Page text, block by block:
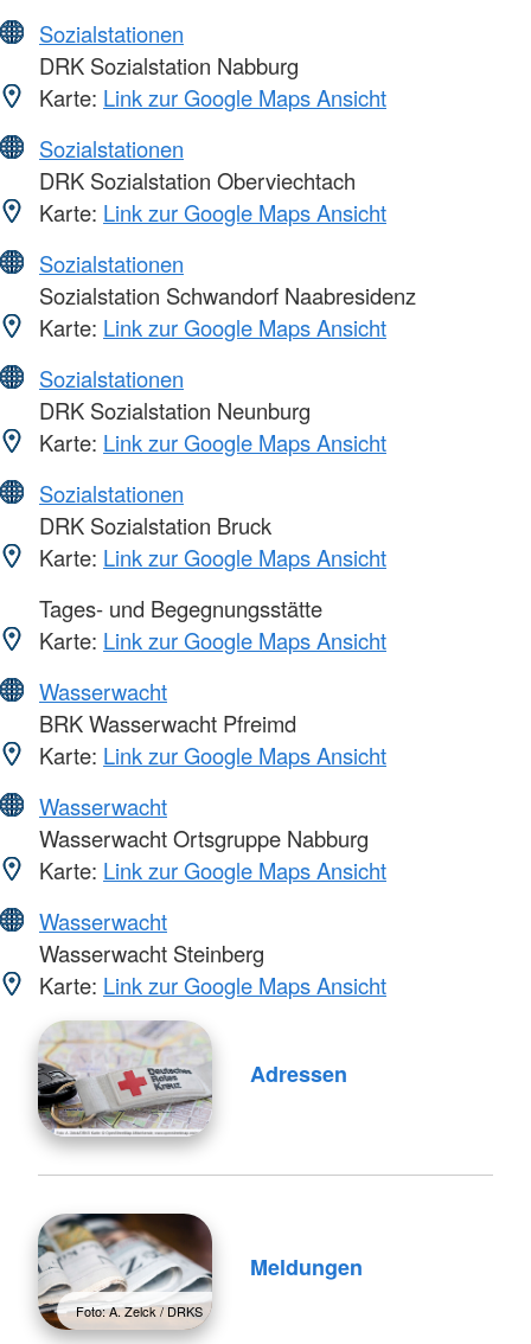
Sozialstationen
DRK Sozialstation Nabburg
Karte: Link zur Google Maps Ansicht
Sozialstationen
DRK Sozialstation Oberviechtach
Karte: Link zur Google Maps Ansicht
Sozialstationen
Sozialstation Schwandorf Naabresidenz
Karte: Link zur Google Maps Ansicht
Sozialstationen
DRK Sozialstation Neunburg
Karte: Link zur Google Maps Ansicht
Sozialstationen
DRK Sozialstation Bruck
Karte: Link zur Google Maps Ansicht
Tages- und Begegnungsstätte
Karte: Link zur Google Maps Ansicht
Wasserwacht
BRK Wasserwacht Pfreimd
Karte: Link zur Google Maps Ansicht
Wasserwacht
Wasserwacht Ortsgruppe Nabburg
Karte: Link zur Google Maps Ansicht
Wasserwacht
Wasserwacht Steinberg
Karte: Link zur Google Maps Ansicht
Adressen
Foto: A. Zelck / DRKS
Meldungen